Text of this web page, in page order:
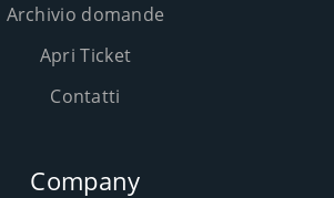
Archivio domande
Apri Ticket
Contatti
Company